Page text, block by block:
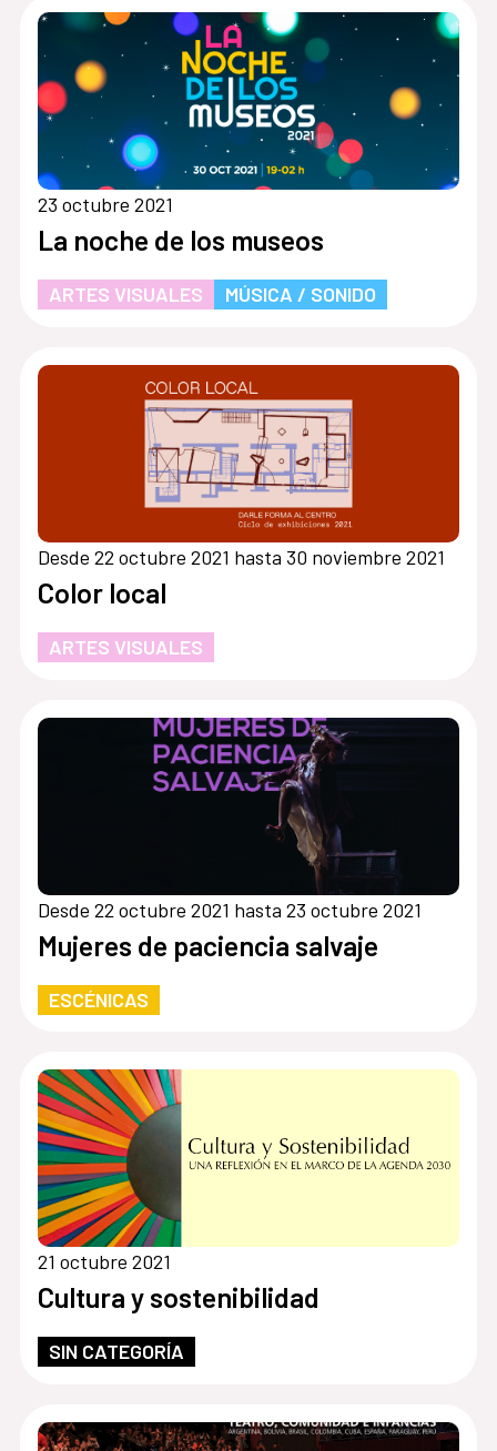
23 octubre 2021
La noche de los museos
ARTES VISUALES MÚSICA / SONIDO
Desde 22 octubre 2021 hasta 30 noviembre 2021
Color local
ARTES VISUALES
Desde 22 octubre 2021 hasta 23 octubre 2021
Mujeres de paciencia salvaje
ESCÉNICAS
21 octubre 2021
Cultura y sostenibilidad
SIN CATEGORÍA